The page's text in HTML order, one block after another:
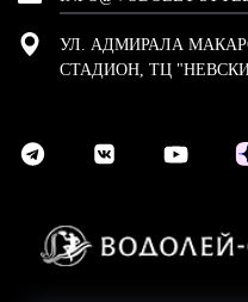
УЛ. АДМИРАЛА
СТАДИОН, ТЦ